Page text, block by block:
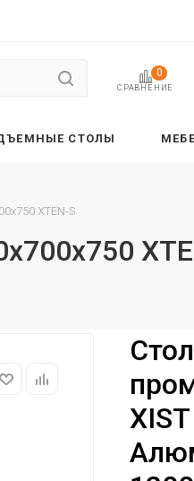
СРАВНЕНИЕ
0
СТОЛЫ
XTEN-S
Стол